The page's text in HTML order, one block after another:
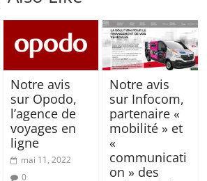
Notre avis
sur Opodo,
l’agence de
voyages en
ligne
mai 11, 2022
0
Notre avis
sur Infocom,
partenaire «
mobilité » et
«
communicati
on » des